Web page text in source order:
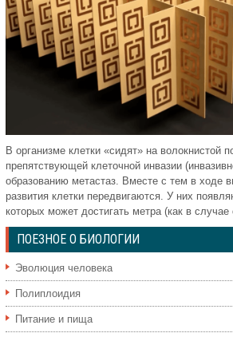
В организме клетки «сидят» на волокнистой
препятствующей клеточной инвазии
образованию метастаз. Вместе с тем в ходе
развития клетки передвигаются. У них
которых может достигать метра (как в
ПОЕЗНОЕ О БИОЛОГИИ
Эволюция человека
Полиплоидия
Питание и пища